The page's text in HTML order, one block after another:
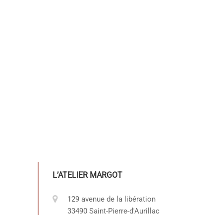
L’ATELIER MARGOT
129 avenue de la libération
33490 Saint-Pierre-d'Aurillac